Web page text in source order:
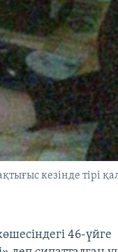
кезінде тірі
46-үйге